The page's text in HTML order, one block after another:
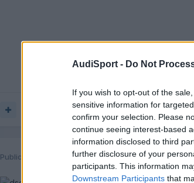
AudiSport - Do Not
If you wish to opt-out of the
sensitive information for
confirm your selection. Please
continue seeing interest-based
information disclosed to third
further disclosure of your
participants. This information
Downstream Participants that
Publicado 26 de Febrero del 2005